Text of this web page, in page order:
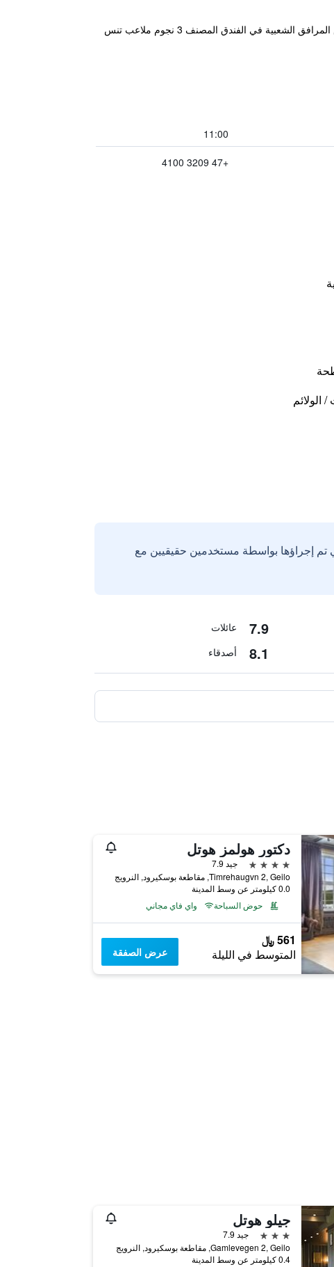
يقع Bardola Hoyfjellshotell ضمن أجواء هادئة في Geilo، ويبعد مسافة قصيرة بالسيارة من Ustaoset. تتضمن بعض المرافق الشعبية في الفندق المصنف 3 نجوم ملاعب تنس
11:00
+47 3209 4100
الولائم
تم إجراؤها بواسطة مستخدمين حقيقيين مع
7.9 عائلات
8.1 أصدقاء
دكتور هولمز هوتل
4 نجوم
جيد 7.9
Timrehaugvn 2, Geilo, مقاطعة بوسكيرود, النرويج
0.0 كيلومتر عن وسط المدينة
حوض السباحة
واي فاي مجاني
561 ﷼
المتوسط في الليلة عرض الصفقة
جيلو هوتل
3 نجوم
جيد 7.9
Gamlevegen 2, Geilo, مقاطعة بوسكيرود, النرويج
0.4 كيلومتر عن وسط المدينة